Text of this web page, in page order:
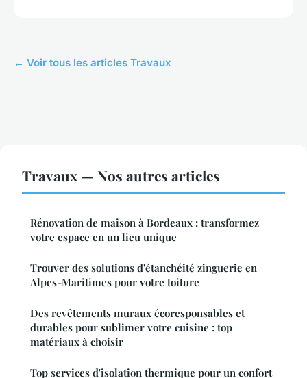
← Voir tous les articles Travaux
Travaux — Nos autres articles
Rénovation de maison à Bordeaux : transformez
votre espace en un lieu unique
Trouver des solutions d'étanchéité zinguerie en
Alpes-Maritimes pour votre toiture
Des revêtements muraux écoresponsables et
durables pour sublimer votre cuisine : top
matériaux à choisir
Top services d'isolation thermique pour un confort